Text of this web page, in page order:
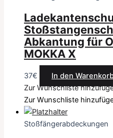
Abkantung für
MOKKA X
37€
In den
Zur Wunschliste
Zur Wunschliste
Stoßfängerabdeckungen